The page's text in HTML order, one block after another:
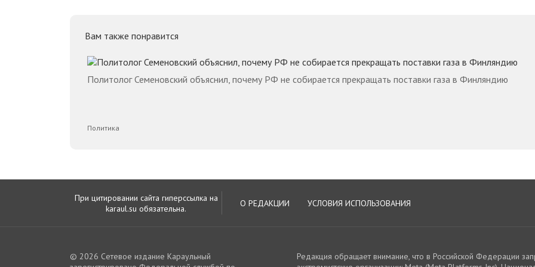
Вам также понравится
Политолог Семеновский объяснил, почему РФ не собирается прекращать поставки газа в Финляндию
Политика
При цитировании сайта гиперссылка на
karaul.su обязательна.
О РЕДАКЦИИ УСЛОВИЯ ИСПОЛЬЗОВАНИЯ
© 2026 Сетевое издание Караульный
Редакция обращает внимание, что в Российской Федерации